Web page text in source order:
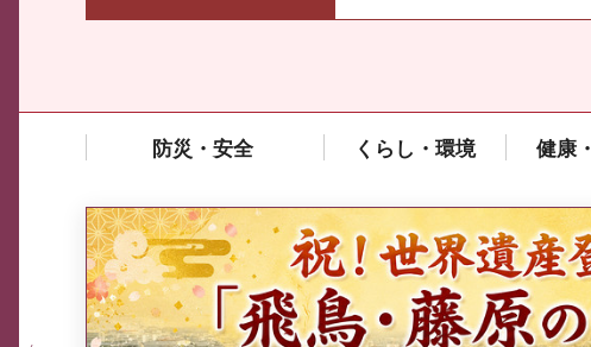
防災・安全 くらし・環境 健康
中東情勢や原油価格上昇の影響
を受ける中小企業向け相談窓口